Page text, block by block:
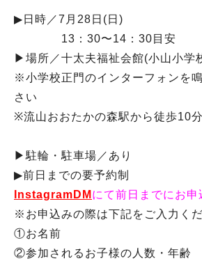
▶︎日時／7月28日(日)
13：30〜14：30目安
▶︎場所／十太夫福祉会館(小山小学
※小学校正門のインターフォンを
さい
※流山おおたかの森駅から徒歩10分
▶︎駐輪・駐車場／あり
▶︎前日までの要予約制
InstagramDM にて前日までにお申
※お申込みの際は下記をご入力く
①お名前
②参加されるお子様の人数・年齢